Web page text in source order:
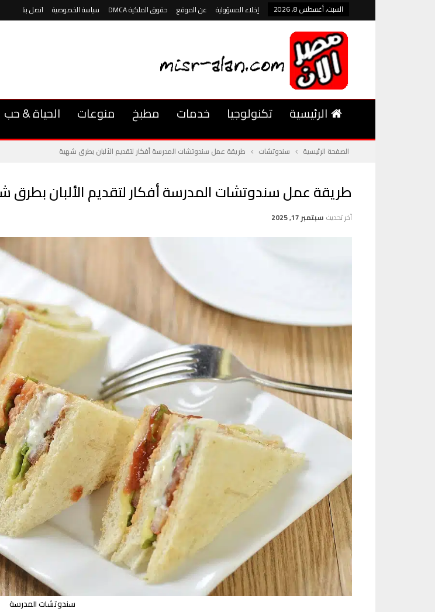
السبت, أغسطس 8, 2026 إخلاء المسؤولية عن الموقع حقوق الملكية DMCA سياسة الخصوصية اتصل بنا
الرئيسية تكنولوجيا خدمات مطبخ منوعات الحياة & حب
الصفحة الرئيسية سندوتشات طريقة عمل سندوتشات المدرسة أفكار لتقديم الألبان بطرق شهية
طريقة عمل سندوتشات المدرسة أفكار لتقديم الألبان بطرق
آخر تحديث سبتمبر 17, 2025
سندوتشات المدرسة